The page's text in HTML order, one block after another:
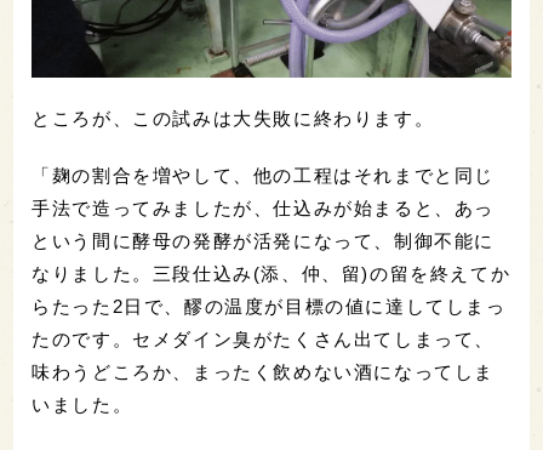
ところが、この試みは大失敗に終わります。
「麹の割合を増やして、他の工程はそれまでと同じ
手法で造ってみましたが、仕込みが始まると、あっ
という間に酵母の発酵が活発になって、制御不能に
なりました。三段仕込み(添、仲、留)の留を終えてか
らたった2日で、醪の温度が目標の値に達してしまっ
たのです。セメダイン臭がたくさん出てしまって、
味わうどころか、まったく飲めない酒になってしま
いました。